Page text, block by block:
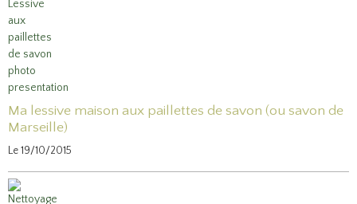
Ma lessive maison aux paillettes de savon (ou savon de
Marseille)
Le 19/10/2015